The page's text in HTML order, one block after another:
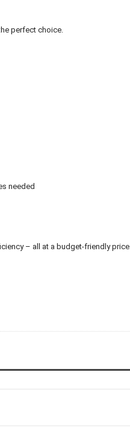
perfect choice.
needed
– all at a budget-friendly price.